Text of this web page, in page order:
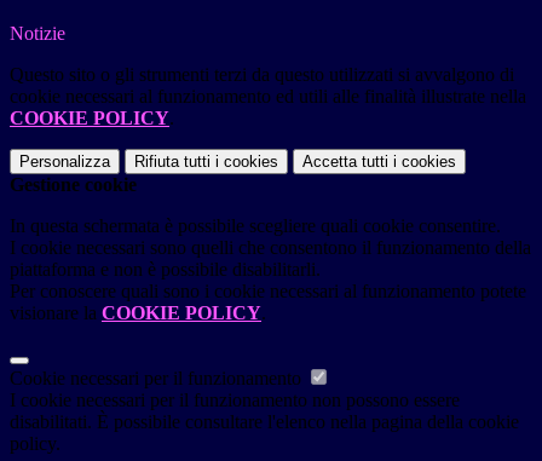
Notizie
Questo sito o gli strumenti terzi da questo utilizzati si avvalgono di
cookie necessari al funzionamento ed utili alle finalità illustrate nella
COOKIE POLICY.
Personalizza Rifiuta tutti i cookies Accetta tutti i cookies
Gestione cookie
In questa schermata è possibile scegliere quali cookie consentire.
I cookie necessari sono quelli che consentono il funzionamento della
piattaforma e non è possibile disabilitarli.
Per conoscere quali sono i cookie necessari al funzionamento potete
visionare la COOKIE POLICY.
Cookie necessari per il funzionamento
I cookie necessari per il funzionamento non possono essere
disabilitati. È possibile consultare l'elenco nella pagina della cookie
policy.